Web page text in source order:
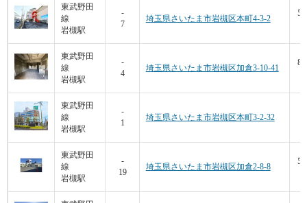
東武野田
線
岩槻駅
-
7
埼玉県さいたま市岩槻区本町4-3-2
東武野田
線
岩槻駅
-
4
埼玉県さいたま市岩槻区加倉3-10-41
東武野田
線
岩槻駅
-
1
埼玉県さいたま市岩槻区本町3-2-32
東武野田
線
岩槻駅
-
19
埼玉県さいたま市岩槻区加倉2-8-8